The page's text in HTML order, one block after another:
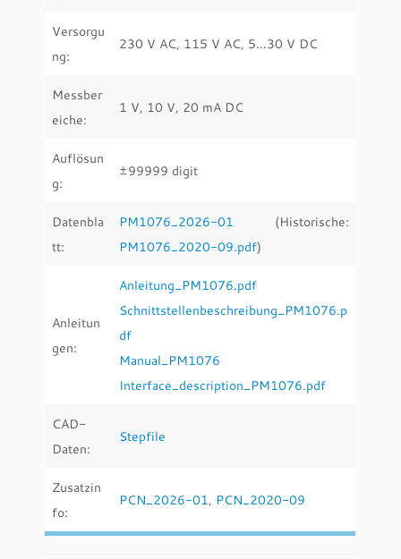
Versorgu
ng:
230 V AC, 115 V AC, 5…30 V DC
Messber
eiche:
1 V, 10 V, 20 mA DC
Auflösun
g:
±99999 digit
Datenbla
tt:
PM1076_2026-01 (Historische:
PM1076_2020-09.pdf)
Anleitun
gen:
Anleitung_PM1076.pdf
Schnittstellenbeschreibung_PM1076.p
df
Manual_PM1076
Interface_description_PM1076.pdf
CAD-
Daten:
Stepfile
Zusatzin
fo:
PCN_2026-01, PCN_2020-09